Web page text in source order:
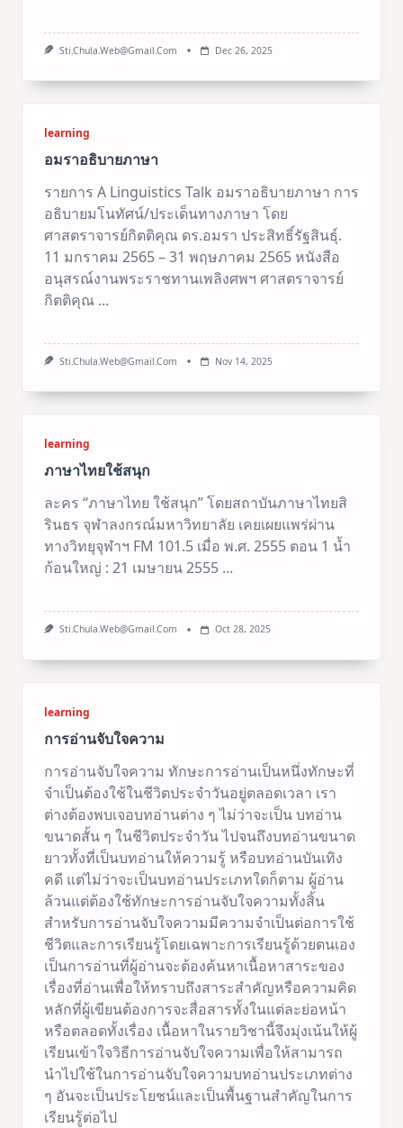
Sti.chula.web@gmail.com Dec 26, 2025
learning
อมราอธิบายภาษา
รายการ A Linguistics Talk อมราอธิบายภาษา การ
อธิบายมโนทัศน์/ประเด็นทางภาษา โดย
ศาสตราจารย์กิตติคุณ ดร.อมรา ประสิทธิ์รัฐสินธุ์.
11 มกราคม 2565 – 31 พฤษภาคม 2565 หนังสือ
อนุสรณ์งานพระราชทานเพลิงศพฯ ศาสตราจารย์
กิตติคุณ ...
Sti.chula.web@gmail.com Nov 14, 2025
learning
ภาษาไทยใช้สนุก
ละคร “ภาษาไทย ใช้สนุก” โดยสถาบันภาษาไทยสิ
รินธร จุฬาลงกรณ์มหาวิทยาลัย เคยเผยแพร่ผ่าน
ทางวิทยุจุฬาฯ FM 101.5 เมื่อ พ.ศ. 2555 ตอน 1 น้ำ
ก้อนใหญ่ : 21 เมษายน 2555 ...
Sti.chula.web@gmail.com Oct 28, 2025
learning
การอ่านจับใจความ
การอ่านจับใจความ ทักษะการอ่านเป็นหนึ่งทักษะที่
จำเป็นต้องใช้ในชีวิตประจำวันอยู่ตลอดเวลา เรา
ต่างต้องพบเจอบทอ่านต่าง ๆ ไม่ว่าจะเป็น บทอ่าน
ขนาดสั้น ๆ ในชีวิตประจำวัน ไปจนถึงบทอ่านขนาด
ยาวทั้งที่เป็นบทอ่านให้ความรู้ หรือบทอ่านบันเทิง
คดี แต่ไม่ว่าจะเป็นบทอ่านประเภทใดก็ตาม ผู้อ่าน
ล้วนแต่ต้องใช้ทักษะการอ่านจับใจความทั้งสิ้น
สำหรับการอ่านจับใจความมีความจำเป็นต่อการใช้
ชีวิตและการเรียนรู้โดยเฉพาะการเรียนรู้ด้วยตนเอง
เป็นการอ่านที่ผู้อ่านจะต้องค้นหาเนื้อหาสาระของ
เรื่องที่อ่านเพื่อให้ทราบถึงสาระสำคัญหรือความคิด
หลักที่ผู้เขียนต้องการจะสื่อสารทั้งในแต่ละย่อหน้า
หรือตลอดทั้งเรื่อง เนื้อหาในรายวิชานี้จึงมุ่งเน้นให้ผู้
เรียนเข้าใจวิธีการอ่านจับใจความเพื่อให้สามารถ
นำไปใช้ในการอ่านจับใจความบทอ่านประเภทต่าง
ๆ อันจะเป็นประโยชน์และเป็นพื้นฐานสำคัญในการ
เรียนรู้ต่อไป